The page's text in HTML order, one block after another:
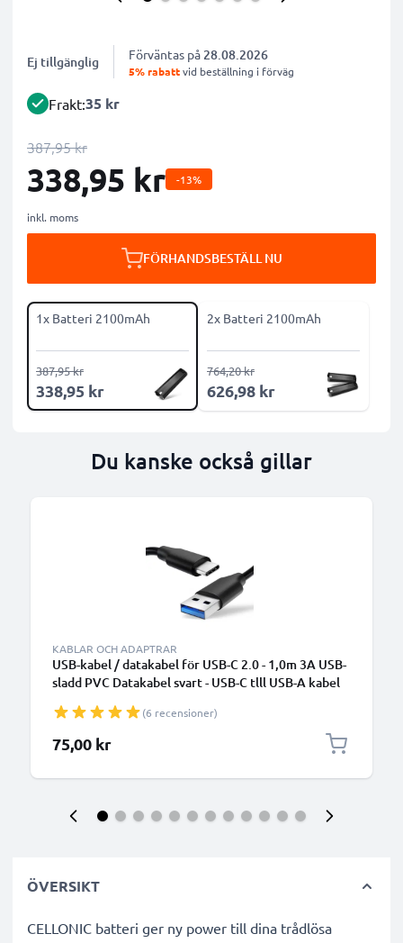
Ej tillgänglig Förväntas på 28.08.2026
5% rabattvid beställning i förväg
Frakt:35 kr
387,95 kr
338,95 kr -13%
inkl. moms
FÖRHANDSBESTÄLL NU
1x Batteri 2100mAh
338,95 kr
387,95 kr
2x Batteri 2100mAh
626,98 kr
764,20 kr
Du kanske också gillar
KABLAR OCH ADAPTRAR
USB-kabel / datakabel för USB-C 2.0 - 1,0m 3A USB-
sladd PVC Datakabel svart - USB-C tlll USB-A kabel
(6 recensioner)
75,00 kr
ÖVERSIKT
CELLONIC batteri ger ny power till dina trådlösa